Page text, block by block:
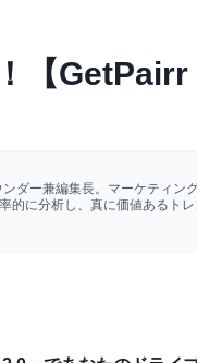
【
ダー兼編集長。マーケティン
的に分析し、真に価値あるト